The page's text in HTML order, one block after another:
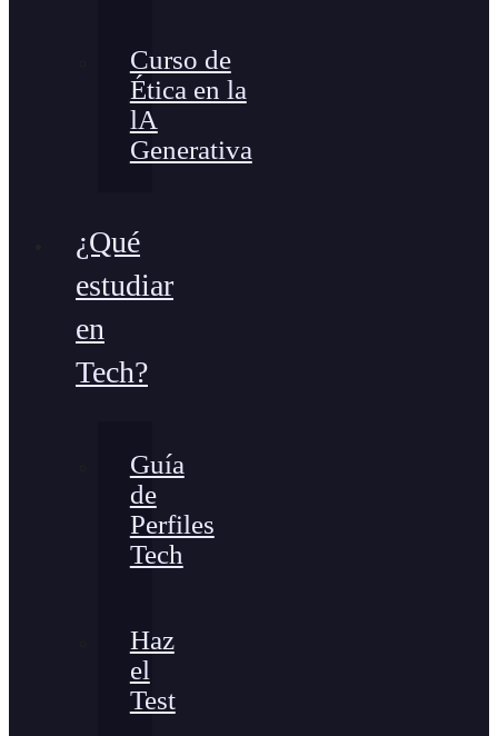
Curso de
Ética en la
lA
Generativa
¿Qué
estudiar
en
Tech?
Guía
de
Perfiles
Tech
Haz
el
Test